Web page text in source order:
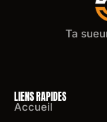
Ta
LIENS RAPIDES
Accueil